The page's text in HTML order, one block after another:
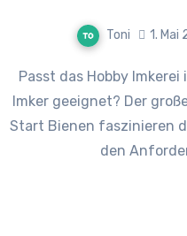
Toni 1. Mai
Passt das Hobby Imkerei in meinen Alltag: Bin ich zum
Imker geeignet? Der
Start Bienen faszinieren
den